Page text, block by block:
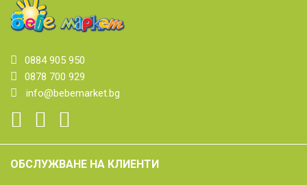
0884 905 950
0878 700 929
info@bebemarket.bg
ОБСЛУЖВАНЕ НА КЛИЕНТИ